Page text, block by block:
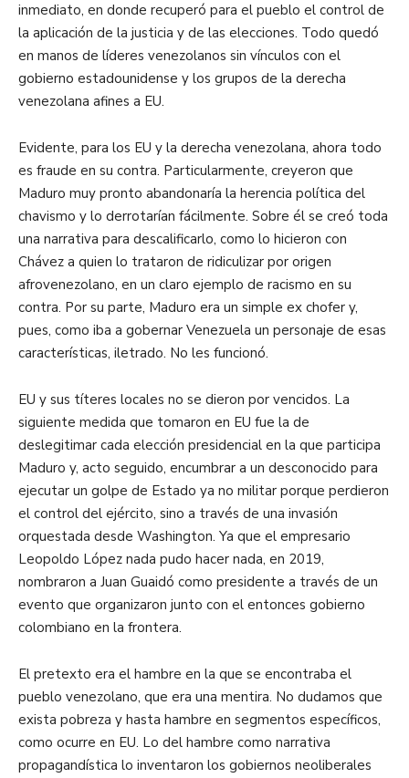
inmediato, en donde recuperó para el pueblo el control de
la aplicación de la justicia y de las elecciones. Todo quedó
en manos de líderes venezolanos sin vínculos con el
gobierno estadounidense y los grupos de la derecha
venezolana afines a EU.
Evidente, para los EU y la derecha venezolana, ahora todo
es fraude en su contra. Particularmente, creyeron que
Maduro muy pronto abandonaría la herencia política del
chavismo y lo derrotarían fácilmente. Sobre él se creó toda
una narrativa para descalificarlo, como lo hicieron con
Chávez a quien lo trataron de ridiculizar por origen
afrovenezolano, en un claro ejemplo de racismo en su
contra. Por su parte, Maduro era un simple ex chofer y,
pues, como iba a gobernar Venezuela un personaje de esas
características, iletrado. No les funcionó.
EU y sus títeres locales no se dieron por vencidos. La
siguiente medida que tomaron en EU fue la de
deslegitimar cada elección presidencial en la que participa
Maduro y, acto seguido, encumbrar a un desconocido para
ejecutar un golpe de Estado ya no militar porque perdieron
el control del ejército, sino a través de una invasión
orquestada desde Washington. Ya que el empresario
Leopoldo López nada pudo hacer nada, en 2019,
nombraron a Juan Guaidó como presidente a través de un
evento que organizaron junto con el entonces gobierno
colombiano en la frontera.
El pretexto era el hambre en la que se encontraba el
pueblo venezolano, que era una mentira. No dudamos que
exista pobreza y hasta hambre en segmentos específicos,
como ocurre en EU. Lo del hambre como narrativa
propagandística lo inventaron los gobiernos neoliberales